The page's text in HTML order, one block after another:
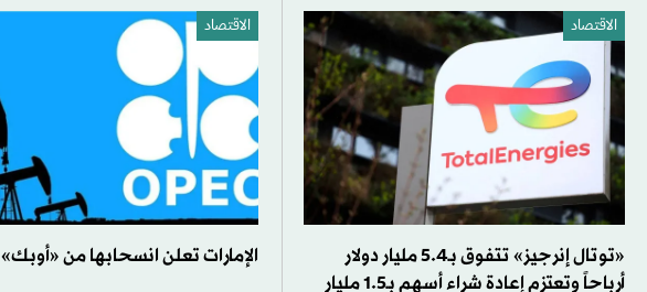
الاقتصاد
«توتال إنرجيز» تتفوق بـ5.4 مليار دولار
أرباحاً وتعتزم إعادة شراء أسهم بـ1.5 مليار
الاقتصاد
الإمارات تعلن انسحابها من «أوبك»